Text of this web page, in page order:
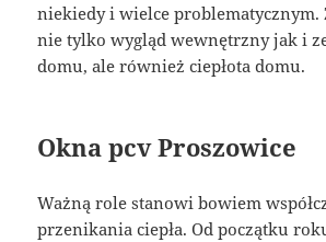
niekiedy i wielce problematycznym.
nie tylko wygląd wewnętrzny jak i
domu, ale również ciepłota domu.
Okna pcv Proszowice
Ważną role stanowi bowiem
przenikania ciepła. Od początku